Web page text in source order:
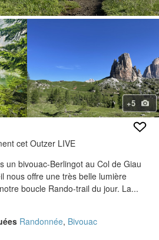
+5
cet Outzer LIVE
un bivouac-Berlingot au Col de Giau
nous offre une très belle lumière
boucle Rando-trail du jour. La...
Randonnée, Bivouac